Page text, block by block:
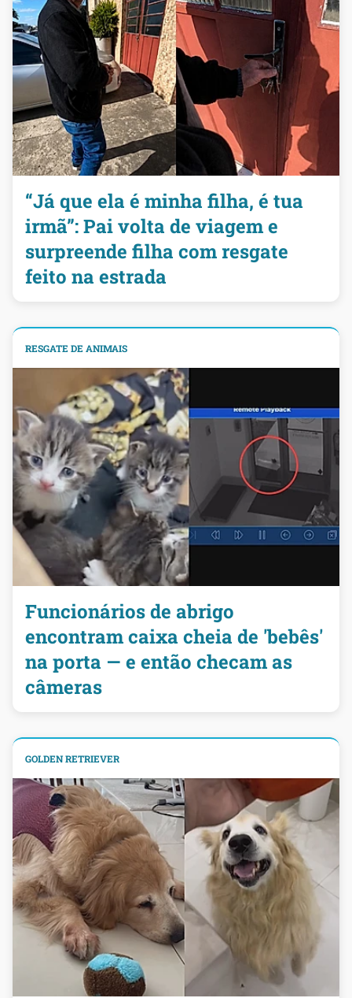
“Já que ela é minha filha, é tua
irmã”: Pai volta de viagem e
surpreende filha com resgate
feito na estrada
RESGATE DE ANIMAIS
Funcionários de abrigo
encontram caixa cheia de 'bebês'
na porta — e então checam as
câmeras
GOLDEN RETRIEVER